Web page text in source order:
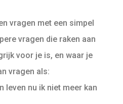
vragen met een simpel
vragen die raken aan
voor je is, en waar je
vragen als:
leven nu ik niet meer kan